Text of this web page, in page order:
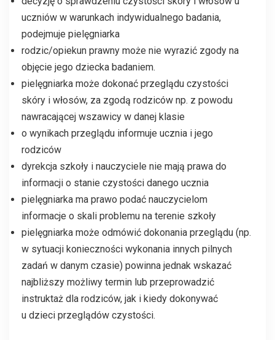
uczniów w warunkach indywidualnego badania,
podejmuje pielęgniarka
rodzic/opiekun prawny może nie wyrazić zgody na
objęcie jego dziecka badaniem.
pielęgniarka może dokonać przeglądu czystości
skóry i włosów, za zgodą rodziców np. z powodu
nawracającej wszawicy w danej klasie
o wynikach przeglądu informuje ucznia i jego
rodziców
dyrekcja szkoły i nauczyciele nie mają prawa do
informacji o stanie czystości danego ucznia
pielęgniarka ma prawo podać nauczycielom
informacje o skali problemu na terenie szkoły
pielęgniarka może odmówić dokonania przeglądu (np.
w sytuacji konieczności wykonania innych pilnych
zadań w danym czasie) powinna jednak wskazać
najbliższy możliwy termin lub przeprowadzić
instruktaż dla rodziców, jak i kiedy dokonywać
u dzieci przeglądów czystości.